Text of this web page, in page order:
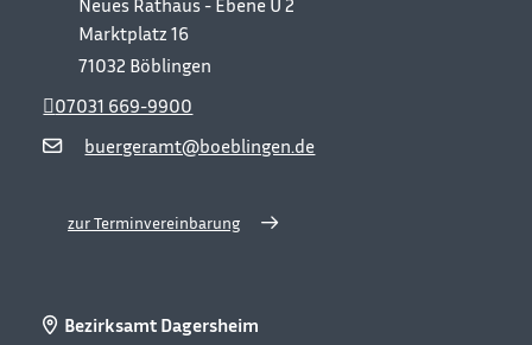
Marktplatz 16
71032 Böblingen
buergeramt@boeblingen.de
07031 669-9900
zur Terminvereinbarung
Bezirksamt Dagersheim